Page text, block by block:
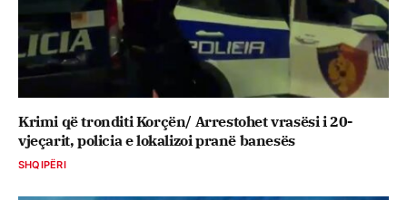
Krimi që tronditi Korçën/ Arrestohet vrasësi i 20-
vjeçarit, policia e lokalizoi pranë banesës
SHQIPËRI